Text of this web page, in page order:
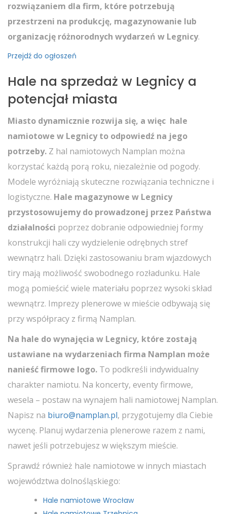
rozwiązaniem dla firm, które potrzebują
przestrzeni na produkcję, magazynowanie lub
organizację różnorodnych wydarzeń w Legnicy.
Przejdź do ogłoszeń
Hale na sprzedaż w Legnicy a
potencjał miasta
Miasto dynamicznie rozwija się, a więc hale
namiotowe w Legnicy to odpowiedź na jego
potrzeby. Z hal namiotowych Namplan można
korzystać każdą porą roku, niezależnie od pogody.
Modele wyróżniają skuteczne rozwiązania techniczne i
logistyczne. Hale magazynowe w Legnicy
przystosowujemy do prowadzonej przez Państwa
działalności poprzez dobranie odpowiedniej formy
konstrukcji hali czy wydzielenie odrębnych stref
wewnątrz hali. Dzięki zastosowaniu bram wjazdowych
tiry mają możliwość swobodnego rozładunku. Hale
mogą pomieścić wiele materiału poprzez wysoki skład
wewnątrz. Imprezy plenerowe w mieście odbywają się
przy współpracy z firmą Namplan.
Na hale do wynajęcia w Legnicy, które zostają
ustawiane na wydarzeniach firma Namplan może
nanieść firmowe logo. To podkreśli indywidualny
charakter namiotu. Na koncerty, eventy firmowe,
wesela – postaw na wynajem hali namiotowej Namplan.
Napisz na biuro@namplan.pl, przygotujemy dla Ciebie
wycenę. Planuj wydarzenia plenerowe razem z nami,
nawet jeśli potrzebujesz w większym mieście.
Sprawdź również hale namiotowe w innych miastach
województwa dolnośląskiego:
Hale namiotowe Wrocław